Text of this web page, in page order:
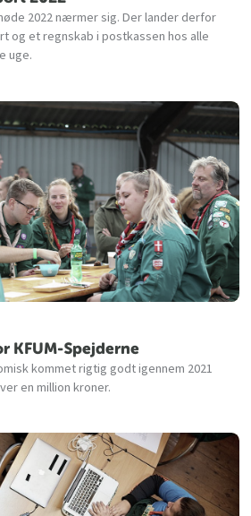
2022 nærmer sig. Der lander derfor
og et regnskab i postkassen hos alle
uge.
KFUM-Spejderne
kommet rigtig godt igennem 2021
en million kroner.